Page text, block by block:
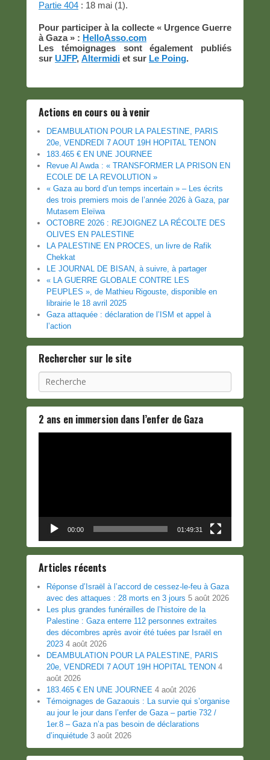
Partie 404 : 18 mai (1).
Pour participer à la collecte « Urgence Guerre
à Gaza » : HelloAsso.com
Les témoignages sont également publiés
sur UJFP, Altermidi et sur Le Poing.
Actions en cours ou à venir
DEAMBULATION POUR LA PALESTINE, PARIS
20e, VENDREDI 7 AOUT 19H HOPITAL TENON
183.465 € EN UNE JOURNEE
Revue Al Awda : « TRANSFORMER LA PRISON EN
ECOLE DE LA REVOLUTION »
« Gaza au bord d’un temps incertain » – Les écrits
des trois premiers mois de l’année 2026 à Gaza, par
Mutasem Eleïwa
OCTOBRE 2026 : REJOIGNEZ LA RÉCOLTE DES
OLIVES EN PALESTINE
LA PALESTINE EN PROCES, un livre de Rafik
Chekkat
LE JOURNAL DE BISAN, à suivre, à partager
« LA GUERRE GLOBALE CONTRE LES
PEUPLES », de Mathieu Rigouste, disponible en
librairie le 18 avril 2025
Gaza attaquée : déclaration de l’ISM et appel à
l’action
Rechercher sur le site
Recherche
2 ans en immersion dans l’enfer de Gaza
00:00 01:49:31
Articles récents
Réponse d’Israël à l’accord de cessez-le-feu à Gaza
avec des attaques : 28 morts en 3 jours 5 août 2026
Les plus grandes funérailles de l’histoire de la
Palestine : Gaza enterre 112 personnes extraites
des décombres après avoir été tuées par Israël en
2023 4 août 2026
DEAMBULATION POUR LA PALESTINE, PARIS
20e, VENDREDI 7 AOUT 19H HOPITAL TENON 4
août 2026
183.465 € EN UNE JOURNEE 4 août 2026
Témoignages de Gazaouis : La survie qui s’organise
au jour le jour dans l’enfer de Gaza – partie 732 /
1er.8 – Gaza n’a pas besoin de déclarations
d’inquiétude 3 août 2026